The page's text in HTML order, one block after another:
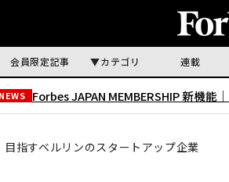
会員限定記事 カテゴリ 連載
NEWS Forbes JAPAN MEMBERSHIP 新機能｜
指すベルリンのスタートアップ企業